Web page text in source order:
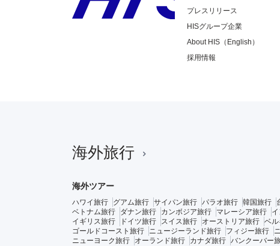
プレスリリース
HISグループ企業
About HIS（English）
採用情報
海外旅行
海外ツアー
ハワイ旅行 グアム旅行 サイパン旅行 パラオ旅行 韓国旅行
ベトナム旅行
ダナン旅行 カンボジア旅行 マレーシア旅行
イギリス旅行
ドイツ旅行 スイス旅行 オーストリア旅行 ベ
ゴールドコースト旅行
ニュージーランド旅行 フィジー旅行
ニューヨーク旅行
オーランド旅行 カナダ旅行 バンクーバー